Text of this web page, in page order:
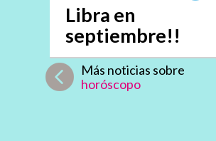
Libra en
septiembre!!
Más noticias sobre
horóscopo